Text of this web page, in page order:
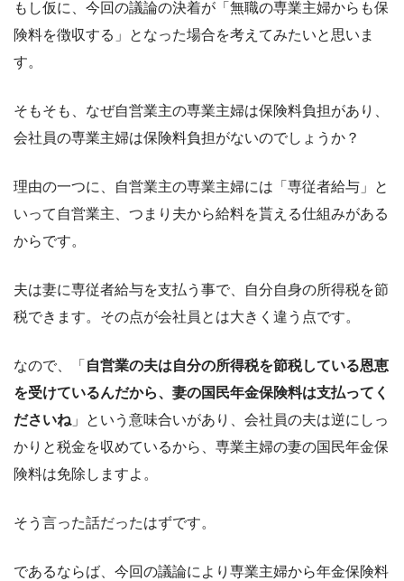
もし仮に、今回の議論の決着が「無職の専業主婦からも保
険料を徴収する」となった場合を考えてみたいと思いま
す。
そもそも、なぜ自営業主の専業主婦は保険料負担があり、
会社員の専業主婦は保険料負担がないのでしょうか？
理由の一つに、自営業主の専業主婦には「専従者給与」と
いって自営業主、つまり夫から給料を貰える仕組みがある
からです。
夫は妻に専従者給与を支払う事で、自分自身の所得税を節
税できます。その点が会社員とは大きく違う点です。
なので、「 自営業の夫は自分の所得税を節税している恩恵
を受けているんだから、妻の国民年金保険料は支払ってく
ださいね 」という意味合いがあり、会社員の夫は逆にしっ
かりと税金を収めているから、専業主婦の妻の国民年金保
険料は免除しますよ。
そう言った話だったはずです。
であるならば、今回の議論により専業主婦から年金保険料